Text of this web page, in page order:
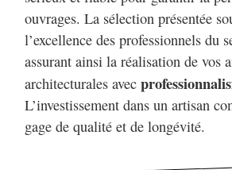
ouvrages. La sélection présentée
l’excellence des professionnels du
assurant ainsi la réalisation de vos
architecturales avec
L’investissement dans un artisan
gage de qualité et de longévité.